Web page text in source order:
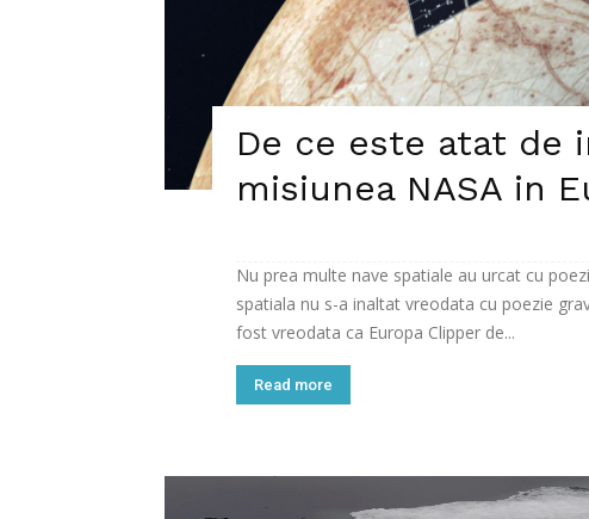
De ce este atat de
misiunea NASA in
Nu prea multe nave spatiale au urcat cu
spatiala nu s-a inaltat vreodata cu poezie
fost vreodata ca Europa Clipper de...
Read more